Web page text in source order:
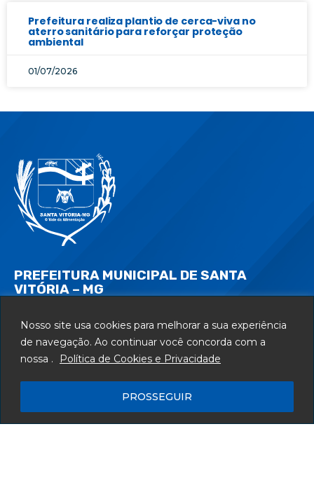
Nosso site usa cookies para melhorar a sua experiência
de navegação. Ao continuar você concorda com a
nossa .
Política de Cookies e Privacidade
PROSSEGUIR
Prefeitura realiza plantio de cerca-viva no
aterro sanitário para reforçar proteção
ambiental
01/07/2026
PREFEITURA MUNICIPAL DE SANTA
VITÓRIA – MG
Av. Reinaldo Franco de Morais, 1455 - Centro - CEP: 38320-000
Segunda à Sexta: 12h às 18h
(34) 3251-8500
Encontre-nos em: